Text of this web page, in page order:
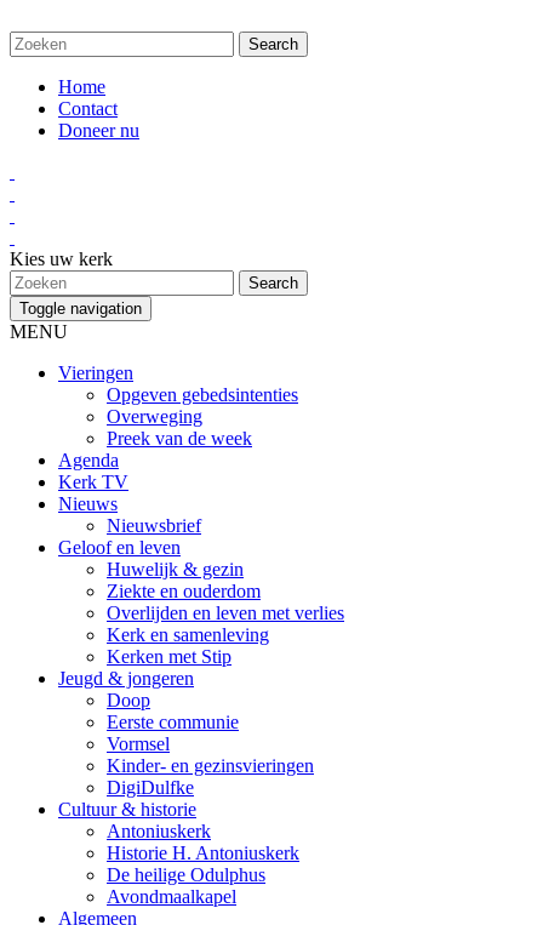
Home
Contact
Doneer nu
Kies uw kerk
Toggle navigation
MENU
Vieringen
Opgeven gebedsintenties
Overweging
Preek van de week
Agenda
Kerk TV
Nieuws
Nieuwsbrief
Geloof en leven
Huwelijk & gezin
Ziekte en ouderdom
Overlijden en leven met verlies
Kerk en samenleving
Kerken met Stip
Jeugd & jongeren
Doop
Eerste communie
Vormsel
Kinder- en gezinsvieringen
DigiDulfke
Cultuur & historie
Antoniuskerk
Historie H. Antoniuskerk
De heilige Odulphus
Avondmaalkapel
Algemeen